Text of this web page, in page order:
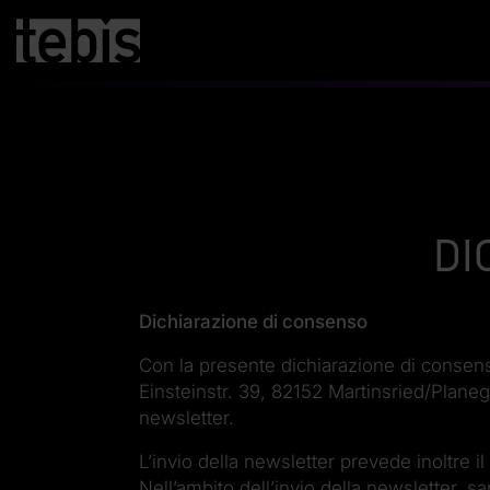
Dichiarazione di consenso
Con la presente dichiarazione di
Einsteinstr. 39, 82152 Martinsried/
newsletter.
L’invio della newsletter prevede inoltre